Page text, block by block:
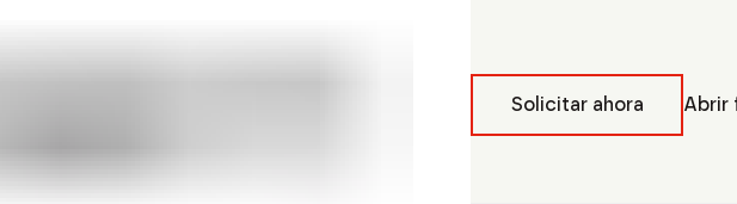
Solicitar ahora Abrir